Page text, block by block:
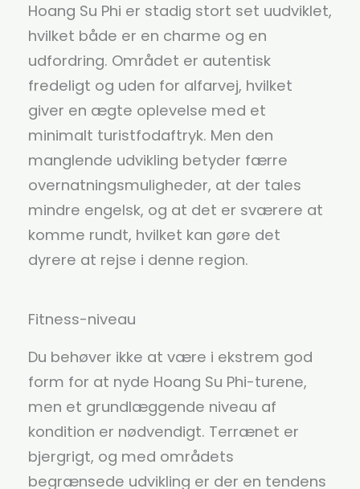
Hoang Su Phi er stadig stort set uudviklet,
hvilket både er en charme og en
udfordring. Området er autentisk
fredeligt og uden for alfarvej, hvilket
giver en ægte oplevelse med et
minimalt turistfodaftryk. Men den
manglende udvikling betyder færre
overnatningsmuligheder, at der tales
mindre engelsk, og at det er sværere at
komme rundt, hvilket kan gøre det
dyrere at rejse i denne region.
Fitness-niveau
Du behøver ikke at være i ekstrem god
form for at nyde Hoang Su Phi-turene,
men et grundlæggende niveau af
kondition er nødvendigt. Terrænet er
bjergrigt, og med områdets
begrænsede udvikling er der en tendens